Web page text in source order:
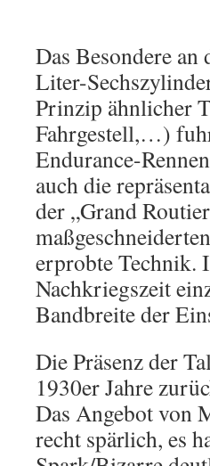
Das Besondere
Liter-
Prinzip ähnlicher
Fahrgestell,…)
Endurance-
auch die
der „Grand
erprobte Technik.
Nachkriegszeit
Bandbreite der
Die Präsenz der
1930er Jahre
Das Angebot von
recht spärlich, es